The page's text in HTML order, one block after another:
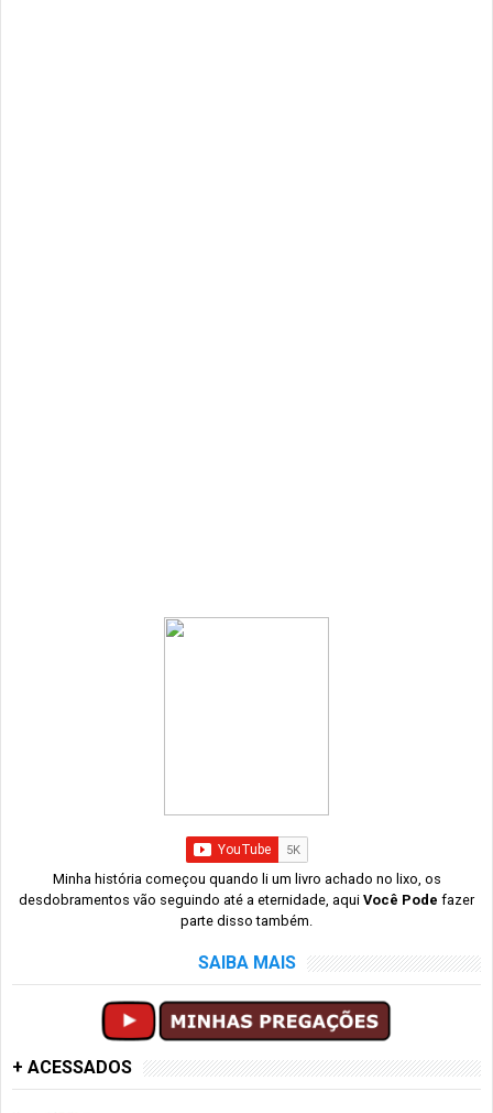
Minha história começou quando li um livro achado no lixo, os
desdobramentos vão seguindo até a eternidade, aqui Você Pode fazer
parte disso também.
SAIBA MAIS
+ ACESSADOS